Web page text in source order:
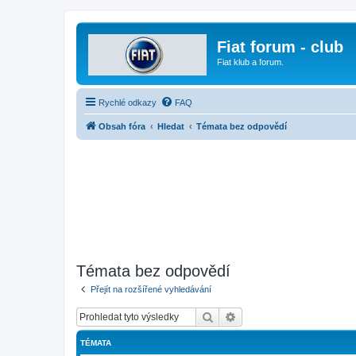
Fiat forum - club
Fiat klub a forum.
Rychlé odkazy FAQ
Obsah fóra Hledat Témata bez odpovědí
Témata bez odpovědí
Přejít na rozšířené vyhledávání
Hledat
TÉMATA